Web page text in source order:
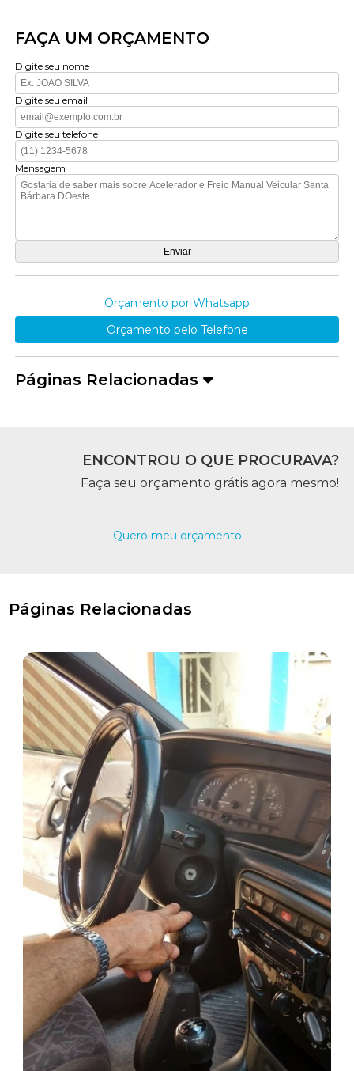
FAÇA UM ORÇAMENTO
Digite seu nome
Digite seu email
Digite seu telefone
Mensagem
Orçamento por Whatsapp
Orçamento pelo Telefone
Páginas Relacionadas
ENCONTROU O QUE PROCURAVA?
Faça seu orçamento grátis agora mesmo!
Quero meu orçamento
Páginas Relacionadas